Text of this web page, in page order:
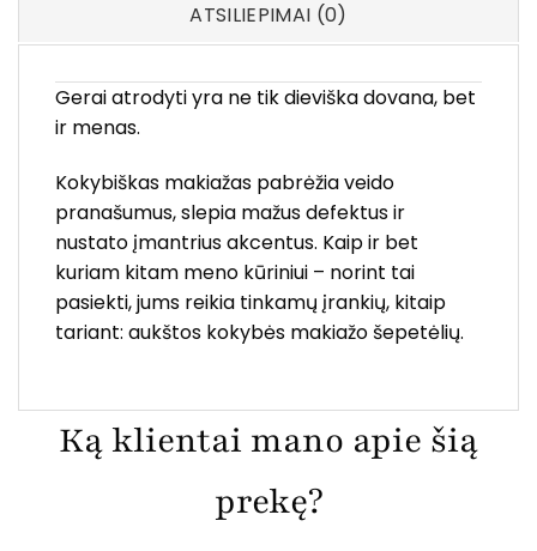
ATSILIEPIMAI (0)
Gerai atrodyti yra ne tik dieviška dovana, bet
ir menas.
Kokybiškas makiažas pabrėžia veido
pranašumus, slepia mažus defektus ir
nustato įmantrius akcentus. Kaip ir bet
kuriam kitam meno kūriniui – norint tai
pasiekti, jums reikia tinkamų įrankių, kitaip
tariant: aukštos kokybės makiažo šepetėlių.
Ką klientai mano apie šią
prekę?